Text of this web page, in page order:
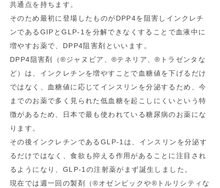
共通点を持ちます。
そのため最初に登場したものがDPP4を阻害しインクレチ
ンであるGIPとGLP-1を分解できなくすることで血液中に
増やすお薬で、DPP4阻害剤といいます。
DPP4阻害剤（®ジャヌビア、®テネリア、®トラゼンタな
ど）は、インクレチンを増やすことで血糖値を下げるだけ
ではなく、血糖値に応じてインスリンを分泌するため、今
までのお薬で多く見られた低血糖を起こしにくいという特
徴があるため、日本で最も使われている糖尿病のお薬にな
ります。
その後インクレチンであるGLP-1は、インスリンを分泌す
るだけではなく、食欲も抑える作用があることに注目され
るようになり、GLP-1の注射薬がまず誕生しました。
現在では週一回の製剤（®オゼンピックや®トルリシティな